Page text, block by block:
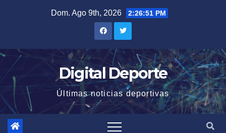
Dom. Ago 9th, 2026 2:26:51 PM
Digital Deporte
Últimas noticias deportivas